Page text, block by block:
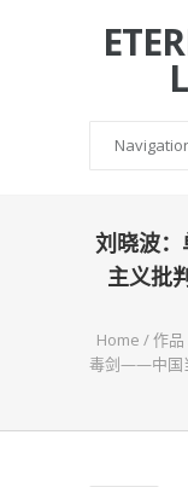
刘晓波
主义批
Home /作品
毒剑——中国